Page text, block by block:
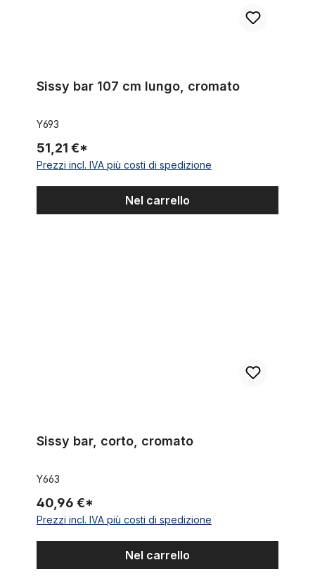
Sissy bar 107 cm lungo, cromato
Y693
51,21 €*
Prezzi incl. IVA più costi di spedizione
Nel carrello
Sissy bar, corto, cromato
Y663
40,96 €*
Prezzi incl. IVA più costi di spedizione
Nel carrello